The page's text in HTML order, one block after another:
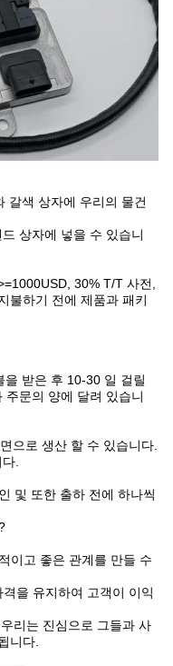
갈색 상자에 우리의 물건
상자에 넣을 수 있습니
30% T/T 사전,
불하기 전에 제품과 패키
받은 후 10-30 일 걸릴
주문의 양에 달려 있습니
으로 생산 할 수 있습니다.
.
및 또한 출하 전에 하나씩
이고 좋은 관계를 만들 수
을 유지하여 고객이 이익
리는 진심으로 그들과 사
니다.